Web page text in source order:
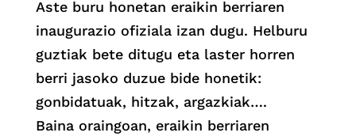
Aste buru honetan eraikin berriaren
inaugurazio ofiziala izan dugu. Helburu
guztiak bete ditugu eta laster horren
berri jasoko duzue bide honetik:
gonbidatuak, hitzak, argazkiak….
Baina oraingoan, eraikin berriaren